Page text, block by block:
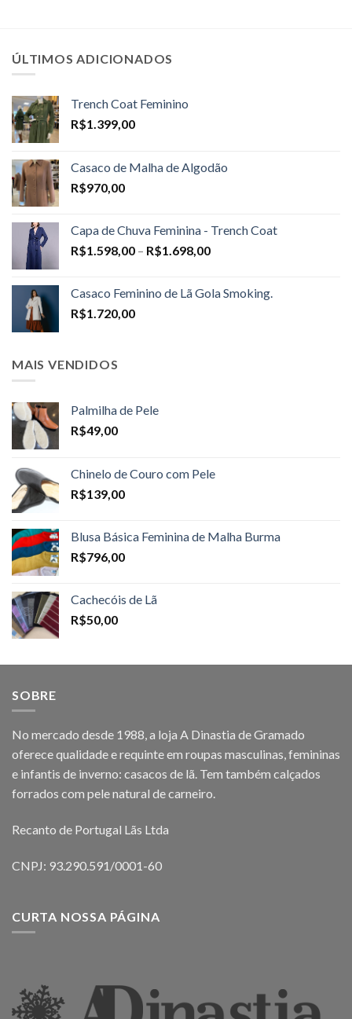
ÚLTIMOS ADICIONADOS
Trench Coat Feminino
R$1.399,00
Casaco de Malha de Algodão
R$970,00
Capa de Chuva Feminina - Trench Coat
R$1.598,00 – R$1.698,00Price
through
Casaco Feminino de Lã Gola Smoking.
R$1.720,00
MAIS VENDIDOS
Palmilha de Pele
R$49,00
Chinelo de Couro com Pele
R$139,00
Blusa Básica Feminina de Malha Burma
R$796,00
Cachecóis de Lã
R$50,00
SOBRE
No mercado desde 1988, a loja A Dinastia de Gramado
oferece qualidade e requinte em roupas masculinas, femininas
e infantis de inverno: casacos de lã. Tem também calçados
forrados com pele natural de carneiro.
Recanto de Portugal Lãs Ltda
CNPJ: 93.290.591/0001-60
CURTA NOSSA PÁGINA